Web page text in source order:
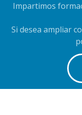
Impartimos
Si desea ampliar